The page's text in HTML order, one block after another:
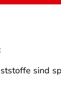
sind